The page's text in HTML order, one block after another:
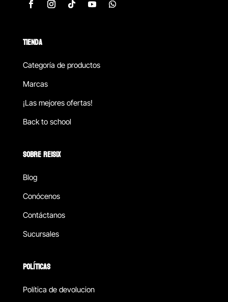
TIENDA
Categoría de productos
Marcas
¡Las mejores ofertas!
Back to school
SOBRE REISIX
Blog
Conócenos
Contáctanos
Sucursales
POLÍTICAS
Política de devolucion